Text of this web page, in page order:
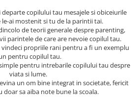
copilului tau mesajele si obiceiurile
le-ai mostenit si tu de la parintii tai.
de teorii generale despre parenting,
parintele de care are nevoie copilul tau.
propriile rani pentru a fi un exemplu
pentru copilul tau.
pentru intrebarile copilului tau despre
viata si lume.
un om bine integrat in societate, fericit
doar sa aiba note bune la scoala.